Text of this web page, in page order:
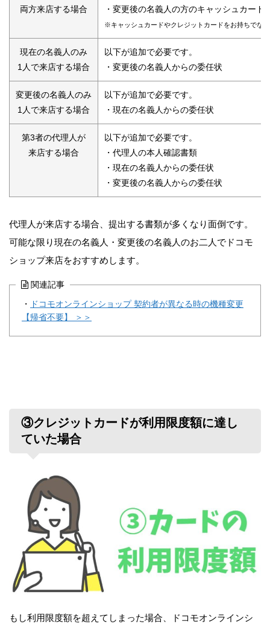
両方来店する場合
・変更後の名義人の方のキャッシュカー
※キャッシュカードやクレジットカードをお持ちでな
現在の名義人のみ
1人で来店する場合
以下が追加で必要です。
・変更後の名義人からの委任状
変更後の名義人のみ
1人で来店する場合
以下が追加で必要です。
・現在の名義人からの委任状
第3者の代理人が
来店する場合
以下が追加で必要です。
・代理人の本人確認書類
・現在の名義人からの委任状
・変更後の名義人からの委任状
代理人が来店する場合、提出する書類が多くなり面倒です。
可能な限り現在の名義人・変更後の名義人のお二人でドコモ
ショップ来店をおすすめします。
関連記事
・
ドコモオンラインショップ 契約者が異なる時の機種変更
【帰省不要】 ＞＞
③クレジットカードが利用限度額に達し
ていた場合
もし利用限度額を超えてしまった場合、ドコモオンラインシ